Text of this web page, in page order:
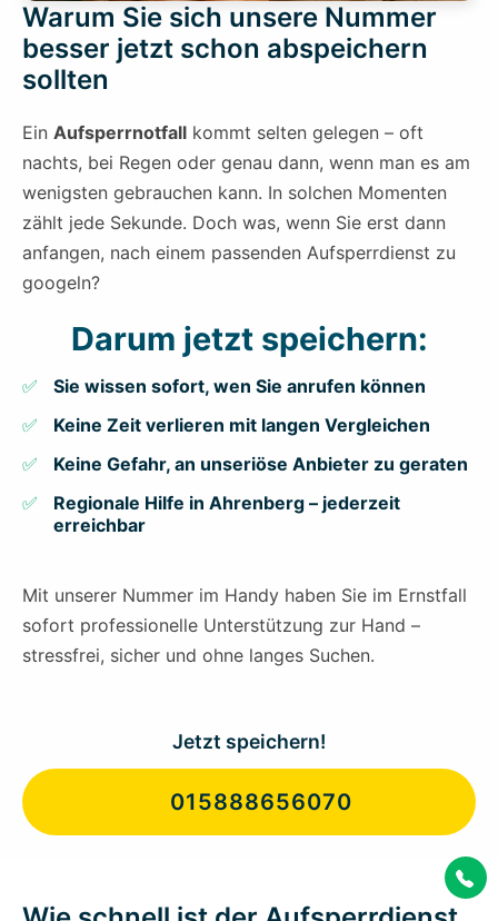
Warum Sie sich unsere Nummer
besser jetzt schon abspeichern
sollten
Ein Aufsperrnotfall kommt selten gelegen – oft
nachts, bei Regen oder genau dann, wenn man es am
wenigsten gebrauchen kann. In solchen Momenten
zählt jede Sekunde. Doch was, wenn Sie erst dann
anfangen, nach einem passenden Aufsperrdienst zu
googeln?
Darum jetzt speichern:
Sie wissen sofort, wen Sie anrufen können
Keine Zeit verlieren mit langen Vergleichen
Keine Gefahr, an unseriöse Anbieter zu geraten
Regionale Hilfe in Ahrenberg – jederzeit
erreichbar
Mit unserer Nummer im Handy haben Sie im Ernstfall
sofort professionelle Unterstützung zur Hand –
stressfrei, sicher und ohne langes Suchen.
Jetzt speichern!
015888656070